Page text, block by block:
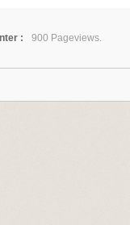
:
900 Pageviews.